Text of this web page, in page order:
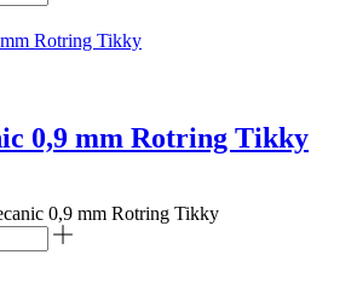
0,9 mm Rotring Tikky
0,9 mm Rotring Tikky